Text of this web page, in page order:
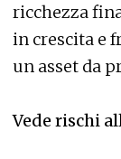
ricchezza
in crescita e
un asset da
Vede rischi